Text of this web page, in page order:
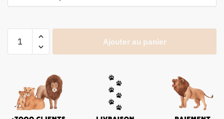
Ajouter au panier